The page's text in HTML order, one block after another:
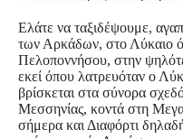
Ελάτε να ταξιδέψουμε,
των Αρκάδων, στο Λύκαιο
Πελοποννήσου, στην
εκεί όπου λατρευόταν ο
βρίσκεται στα σύνορα
Μεσσηνίας, κοντά στη
σήμερα και Διαφόρτι